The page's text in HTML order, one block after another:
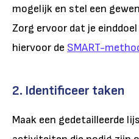
mogelijk en stel een
Zorg ervoor dat je
hiervoor de SMART-
2. Identificeer taken
Maak een gedetailleerde